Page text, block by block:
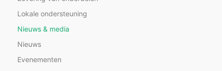
Lokale ondersteuning
Nieuws & media
Nieuws
Evenementen